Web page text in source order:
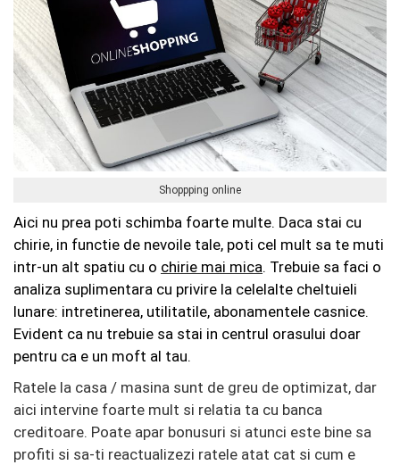
Shoppping online
Aici nu prea poti schimba foarte multe. Daca stai cu
chirie, in functie de nevoile tale, poti cel mult sa te muti
intr-un alt spatiu cu o chirie mai mica. Trebuie sa faci o
analiza suplimentara cu privire la celelalte cheltuieli
lunare: intretinerea, utilitatile, abonamentele casnice.
Evident ca nu trebuie sa stai in centrul orasului doar
pentru ca e un moft al tau.
Ratele la casa / masina sunt de greu de optimizat, dar
aici intervine foarte mult si relatia ta cu banca
creditoare. Poate apar bonusuri si atunci este bine sa
profiti si sa-ti reactualizezi ratele atat cat si cum e